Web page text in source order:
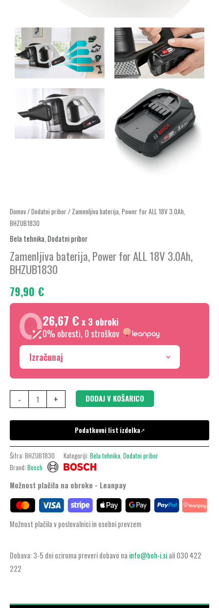
Domov/Dodatni pribor/ Zamenljiva baterija, Power for ALL 18V 3.0Ah,
BHZUB1830
Bela tehnika, Dodatni pribor
Zamenljiva baterija, Power for ALL 18V 3.0Ah,
BHZUB1830
79,90 €
26,67 € x 3 obroki
0% obresti, 0 stroškov
Izračunaj
-
Zamenljiva
baterija,
Power
for
ALL
18V
3.0Ah,
BHZUB1830
količina
+ DODAJ V KOŠARICO
Podatkovni list izdelka↗
Šifra: BHZUB1830 Kategoriji: Bela tehnika, Dodatni pribor
Brand: Bosch
Možnost plačila na obroke - Leanpay
Možnost plačila v poslovalnici in osebni prevzem
Dobava: 3-5 dni oziroma preveri dobavo na info@boh-i.siali 030 422
222